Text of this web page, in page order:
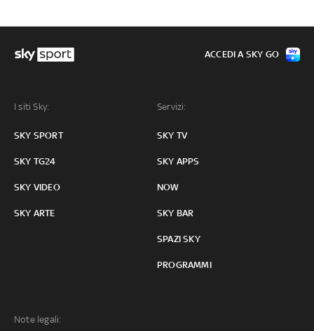
I siti Sky:
SKY SPORT
SKY TG24
SKY VIDEO
SKY ARTE
Servizi:
SKY TV
SKY APPS
NOW
SKY BAR
SPAZI SKY
PROGRAMMI
Note legali:
ACCEDI A SKY GO